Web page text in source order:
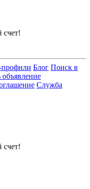
счет!
профили Блог Поиск в
объявление
Служба
счет!